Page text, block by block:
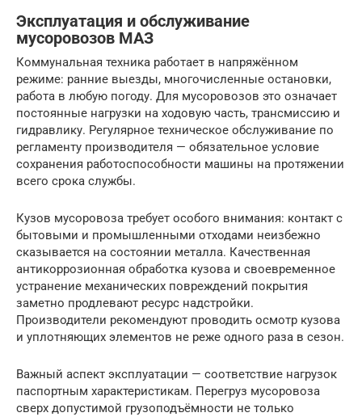
Эксплуатация и обслуживание
мусоровозов МАЗ
Коммунальная техника работает в напряжённом
режиме: ранние выезды, многочисленные остановки,
работа в любую погоду. Для мусоровозов это означает
постоянные нагрузки на ходовую часть, трансмиссию и
гидравлику. Регулярное техническое обслуживание по
регламенту производителя — обязательное условие
сохранения работоспособности машины на протяжении
всего срока службы.
Кузов мусоровоза требует особого внимания: контакт с
бытовыми и промышленными отходами неизбежно
сказывается на состоянии металла. Качественная
антикоррозионная обработка кузова и своевременное
устранение механических повреждений покрытия
заметно продлевают ресурс надстройки.
Производители рекомендуют проводить осмотр кузова
и уплотняющих элементов не реже одного раза в сезон.
Важный аспект эксплуатации — соответствие нагрузок
паспортным характеристикам. Перегруз мусоровоза
сверх допустимой грузоподъёмности не только